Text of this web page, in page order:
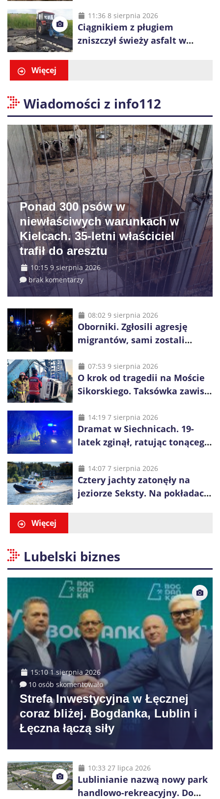
i Ugły
11:36 8 sierpnia 2026
Ciągnikiem z pługiem
zniszczył świeży asfalt w
Więcej
Wiadomości z info112
Ponad 300 psów w
niewłaściwych warunkach w
Kielcach. 35-letni właściciel
trafił do aresztu
10:15 9 sierpnia 2026
brak komentarzy
08:02 9 sierpnia 2026
Oborniki. Zgłosili agresję
migrantów, sami zostali
proceder
07:53 9 sierpnia 2026
O krok od tragedii na Moście
Sikorskiego. Taksówka zawisła
14:19 7 sierpnia 2026
Dramat w Siechnicach. 19-
latek zginął, ratując tonącego
14:07 7 sierpnia 2026
Cztery jachty zatonęły na
jeziorze Seksty. Na pokładach
Więcej
Lubelski biznes
15:10 1 sierpnia 2026
10 osób skomentowało
Strefa Inwestycyjna w Łęcznej
coraz bliżej. Bogdanka, Lublin i
Łęczna łączą siły
10:33 27 lipca 2026
Lublinianie nazwą nowy park
handlowo-rekreacyjny. Do